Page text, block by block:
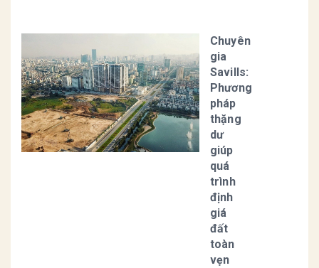
Chuyên
gia
Savills:
Phương
pháp
thặng
dư
giúp
quá
trình
định
giá
đất
toàn
vẹn